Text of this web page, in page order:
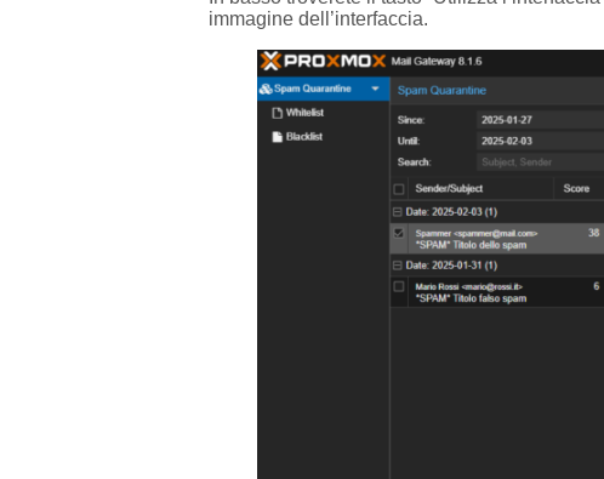
immagine dell’interfaccia.